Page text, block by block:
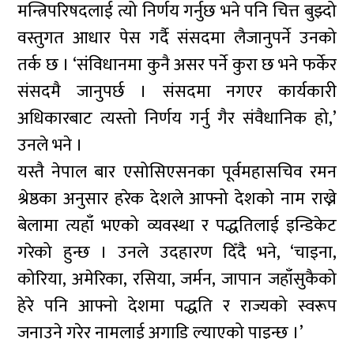
मन्त्रिपरिषदलाई त्यो निर्णय गर्नुछ भने पनि चित्त बुझ्दो
वस्तुगत आधार पेस गर्दै संसदमा लैजानुपर्ने उनको
तर्क छ । ‘संविधानमा कुनै असर पर्ने कुरा छ भने फर्केर
संसदमै जानुपर्छ । संसदमा नगएर कार्यकारी
अधिकारबाट त्यस्तो निर्णय गर्नु गैर संवैधानिक हो,’
उनले भने ।
यस्तै नेपाल बार एसोसिएसनका पूर्वमहासचिव रमन
श्रेष्ठका अनुसार हरेक देशले आफ्नो देशको नाम राख्ने
बेलामा त्यहाँ भएको व्यवस्था र पद्धतिलाई इन्डिकेट
गरेको हुन्छ । उनले उदहारण दिँदै भने, ‘चाइना,
कोरिया, अमेरिका, रसिया, जर्मन, जापान जहाँसुकैको
हेरे पनि आफ्नो देशमा पद्धति र राज्यको स्वरूप
जनाउने गरेर नामलाई अगाडि ल्याएको पाइन्छ ।’